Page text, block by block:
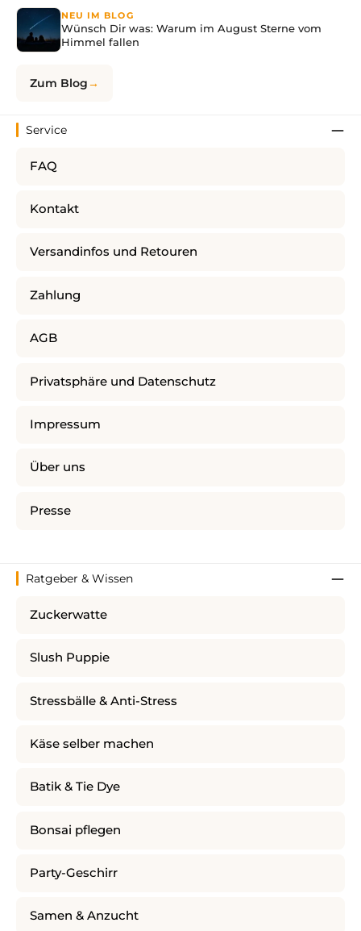
NEU IM BLOG
Wünsch Dir was: Warum im August Sterne vom
Himmel fallen
Zum Blog
Service
FAQ
Kontakt
Versandinfos und Retouren
Zahlung
AGB
Privatsphäre und Datenschutz
Impressum
Über uns
Presse
Ratgeber & Wissen
Zuckerwatte
Slush Puppie
Stressbälle & Anti-Stress
Käse selber machen
Batik & Tie Dye
Bonsai pflegen
Party-Geschirr
Samen & Anzucht